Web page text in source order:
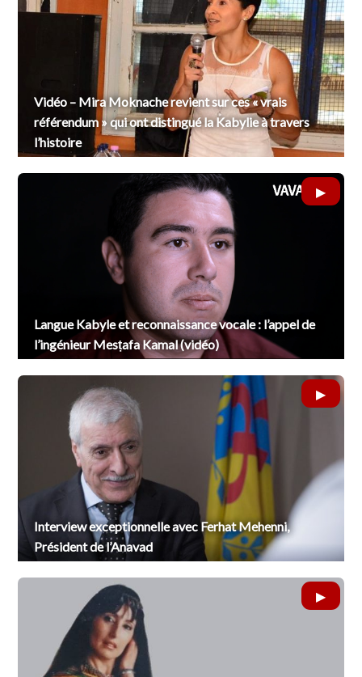
Vidéo – Mira Moknache revient sur ces « vrais
référendum » qui ont distingué la Kabylie à travers
l’histoire
Langue Kabyle et reconnaissance vocale : l’appel de
l’ingénieur Mesṭafa Kamal (vidéo)
Interview exceptionnelle avec Ferhat Mehenni,
Président de l’Anavad